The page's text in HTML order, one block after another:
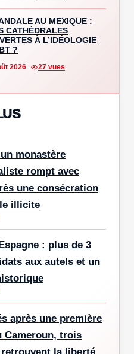
AU MEXIQUE :
CATHÉDRALES
À L’IDÉOLOGIE
?
2026 27 vues
monastère
rompt avec
une consécration
illicite
: plus de 3
aux autels et un
après une première
Cameroun, trois